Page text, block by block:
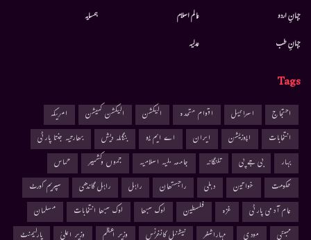
جہانِ اردو
جہانِ طب
عالم اسلام
عدلیہ
ہمسایہ
Tags
احتجاج اسرائیل اقوام متحدہ الیکشن الیکشن کمیشن
امریکہ
انتخابات
اپوزیشن ایران اے ایم یو بنگلہ دیش
بھارتیہ جنتا پارٹی
بہار
بی جے پی تلنگانہ جامعہ ملیہ اسلامیہ جموں وکشمیر
حماس
حکومت
خواتین دہلی راجستھان راہل راہل گاندھی
سپریم کورٹ
عام آدمی پارٹی
غزہ فلسطین لوک سبھا لوک سبھا انتخابات
مسلمان
ممبئی
مودی مہاراشٹر نیشنل کانفرنس وزیر اعظم وزیر اعلیٰ پارلیمنٹ